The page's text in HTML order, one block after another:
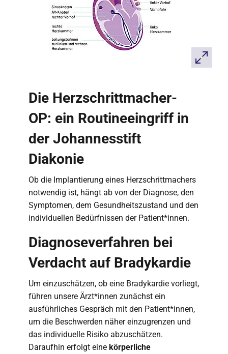
Die Herzschrittmacher-
OP: ein Routineeingriff in
der Johannesstift
Diakonie
Ob die Implantierung eines Herzschrittmachers
notwendig ist, hängt ab von der Diagnose, den
Symptomen, dem Gesundheitszustand und den
individuellen Bedürfnissen der Patient*innen.
Diagnoseverfahren bei
Verdacht auf Bradykardie
Um einzuschätzen, ob eine Bradykardie vorliegt,
führen unsere Ärzt*innen zunächst ein
ausführliches Gespräch mit den Patient*innen,
um die Beschwerden näher einzugrenzen und
das individuelle Risiko abzuschätzen.
Daraufhin erfolgt eine körperliche